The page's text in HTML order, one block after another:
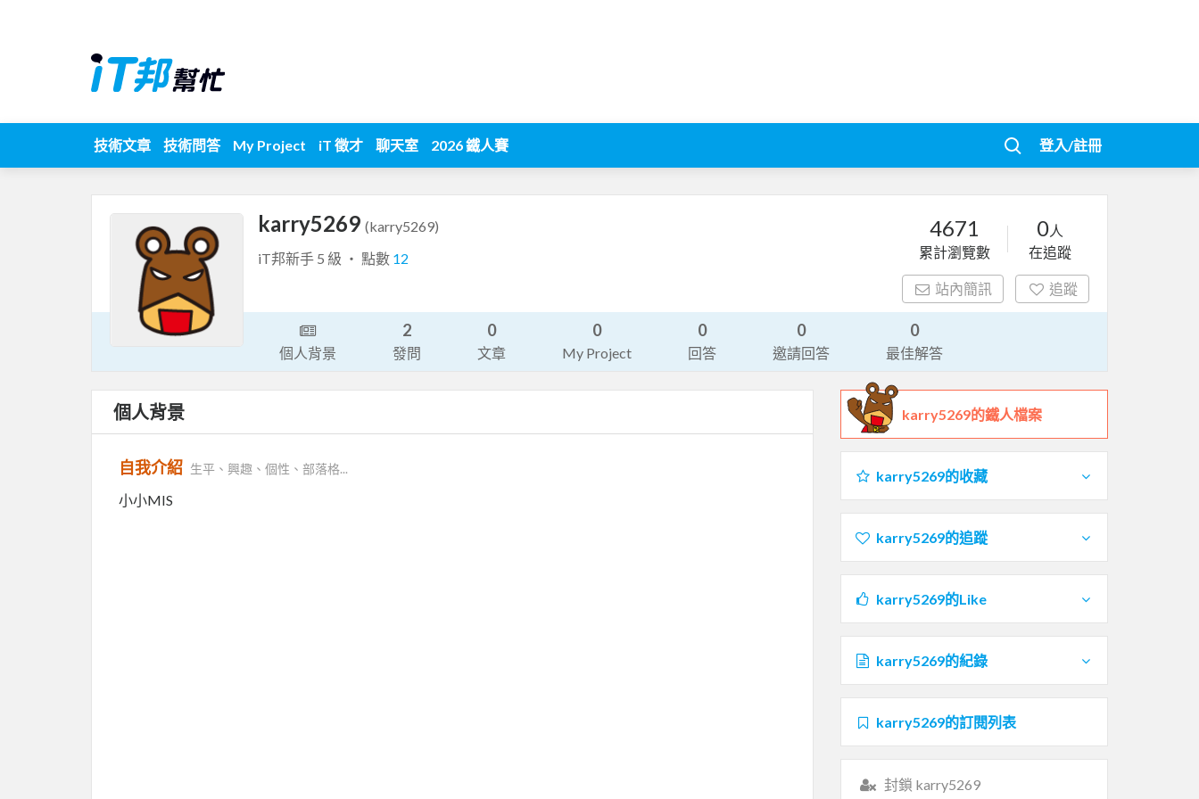
技術文章 技術問答 My Project iT 徵才 聊天室 2026 鐵人賽 登入/註冊
karry5269 (karry5269)
iT邦新手 5 級 ‧ 點數 12
4671
累計瀏覽數
0人
在追蹤
站內簡訊 追蹤
個人背景
2
發問
0
文章
0
My Project
0
回答
0
邀請回答
0
最佳解答
個人背景
自我介紹 生平、興趣、個性、部落格...
小小MIS
karry5269的鐵人檔案
karry5269的收藏
karry5269的追蹤
karry5269的Like
karry5269的紀錄
karry5269的訂閱列表
封鎖 karry5269